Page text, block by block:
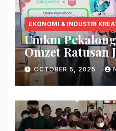
EKONOMI & INDUSTRI
Umkm
Omzet Ratusan
Tiktok Shop
OCTOBER 5, 2025